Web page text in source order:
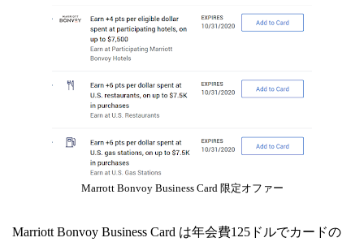
Marrott Bonvoy Business Card 限定オファー
Marriott Bonvoy Business Card は年会費125ドルでカードの